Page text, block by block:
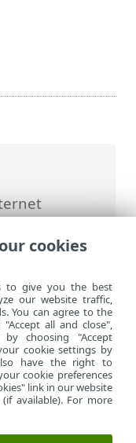
>Védelmek
cookies
to give you the best
our website traffic,
You can agree to the
all and close",
by choosing "Accept
cookie settings by
have the right to
cookie preferences
link in our website
available). For more